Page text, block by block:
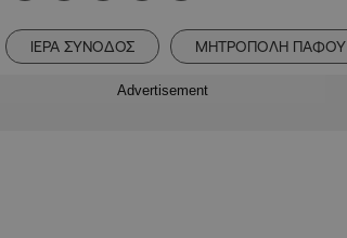
ΙΕΡΑ ΣΥΝΟΔΟΣ ΜΗΤΡΟΠΟΛΗ ΠΑΦΟΥ
Advertisement